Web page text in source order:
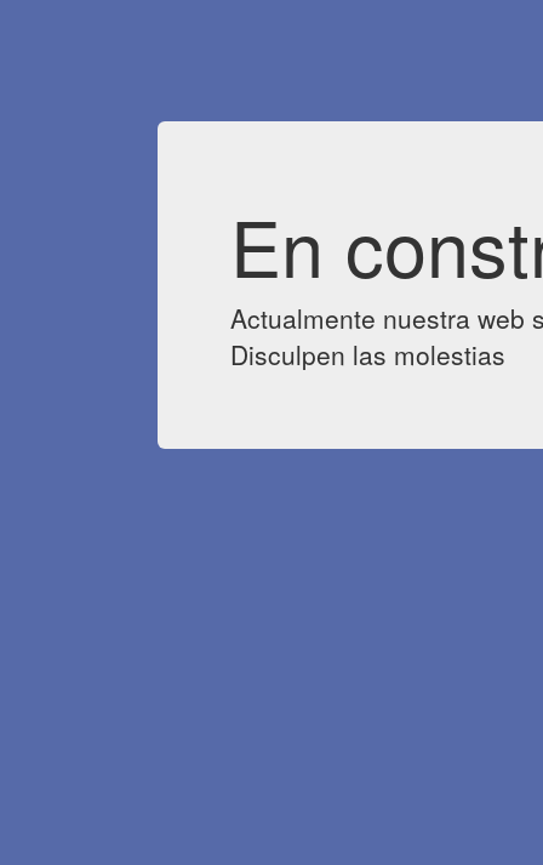
En
Actualmente nuestra web
Disculpen las molestias